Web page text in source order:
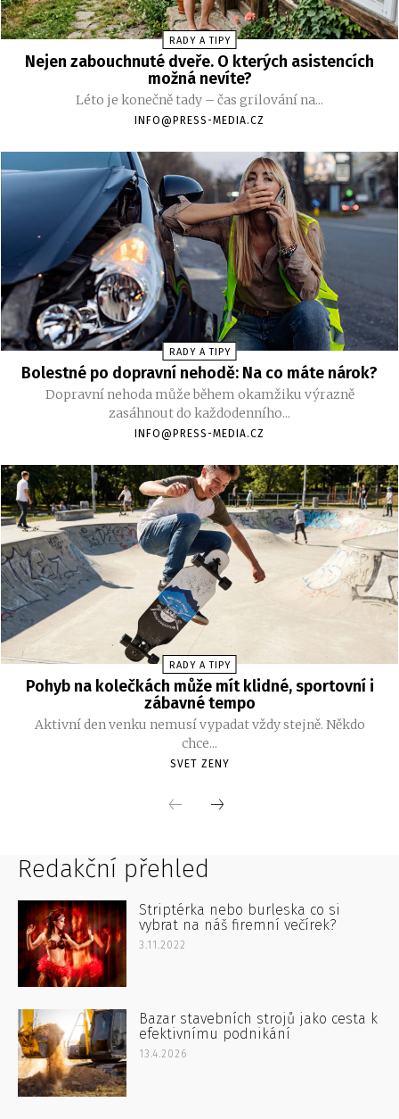
Redakční přehled
Striptérka nebo burleska co si
vybrat na náš firemní večírek?
3.11.2022
Bazar stavebních strojů jako cesta k
efektivnímu podnikání
13.4.2026